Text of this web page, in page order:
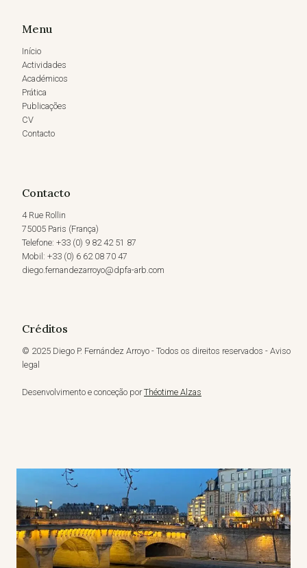
Menu
Início
Actividades
Académicos
Prática
Publicações
CV
Contacto
Contacto
4 Rue Rollin
75005 Paris (França)
Telefone: +33 (0) 9 82 42 51 87
Mobil: +33 (0) 6 62 08 70 47
diego.fernandezarroyo@dpfa-arb.com
Créditos
© 2025 Diego P. Fernández Arroyo - Todos os direitos reservados - Aviso
legal
Desenvolvimento e conceção porThéotime Alzas